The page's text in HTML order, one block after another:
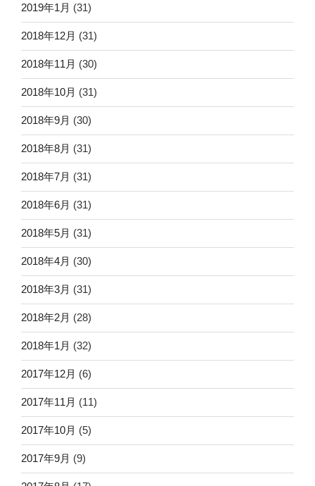
2019年1月 (31)
2018年12月 (31)
2018年11月 (30)
2018年10月 (31)
2018年9月 (30)
2018年8月 (31)
2018年7月 (31)
2018年6月 (31)
2018年5月 (31)
2018年4月 (30)
2018年3月 (31)
2018年2月 (28)
2018年1月 (32)
2017年12月 (6)
2017年11月 (11)
2017年10月 (5)
2017年9月 (9)